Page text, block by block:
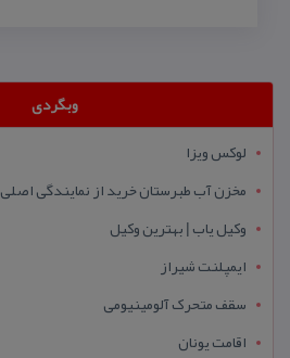
وبگردی
لوکس ویزا
مخزن آب طبرستان خرید از نمایندگی اصلی
وکیل یاب | بهترین وکیل
ایمپلنت شیراز
سقف متحرک آلومینیومی
اقامت یونان